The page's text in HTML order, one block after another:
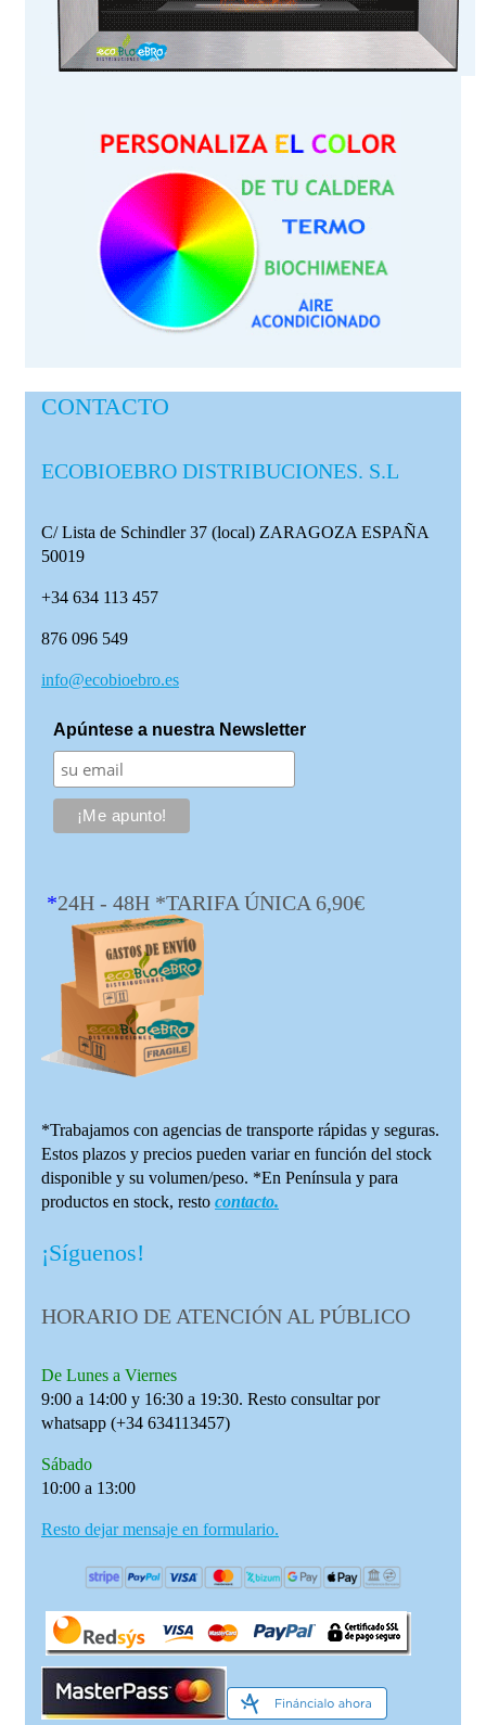
CONTACTO
ECOBIOEBRO DISTRIBUCIONES. S.L
C/ Lista de Schindler 37 (local) ZARAGOZA ESPAÑA
50019
+34 634 113 457
876 096 549
info@ecobioebro.es
Apúntese a nuestra Newsletter
*24H - 48H *TARIFA ÚNICA 6,90€
*Trabajamos con agencias de transporte rápidas y seguras.
Estos plazos y precios pueden variar en función del stock
disponible y su volumen/peso. *En Península y para
productos en stock, resto contacto.
¡Síguenos!
HORARIO DE ATENCIÓN AL PÚBLICO
De Lunes a Viernes
9:00 a 14:00 y 16:30 a 19:30. Resto consultar por
whatsapp (+34 634113457)
Sábado
10:00 a 13:00
Resto dejar mensaje en formulario.